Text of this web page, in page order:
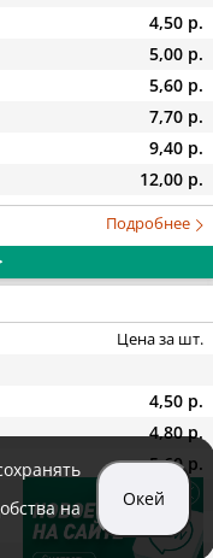
4,50 р.
5,00 р.
5,60 р.
7,70 р.
9,40 р.
12,00 р.
Подробнее
Цена за шт.
4,50 р.
4,80 р.
5,60 р.
7,60 р.
9,40 р.
на
Окей